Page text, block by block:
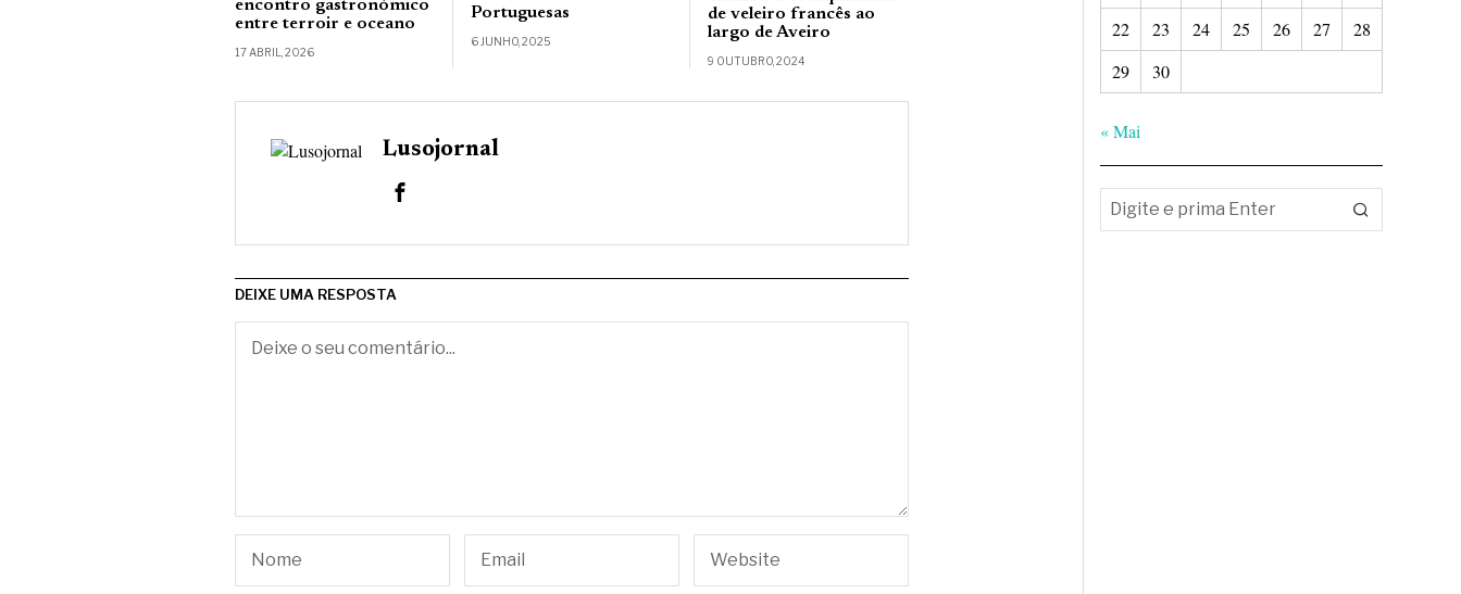
encontro gastronómico
entre terroir e oceano
17 ABRIL, 2026
Portuguesas
6 JUNHO, 2025
de veleiro francês ao
largo de Aveiro
9 OUTUBRO, 2024
Lusojornal
DEIXE UMA RESPOSTA
22
23 24 25 26 27
28
29
30
« Mai